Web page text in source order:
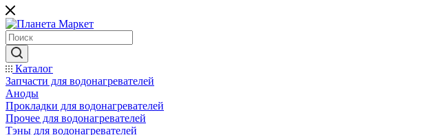
Каталог
Запчасти для водонагревателей
Аноды
Прокладки для водонагревателей
Прочее для водонагревателей
Тэны для водонагревателей